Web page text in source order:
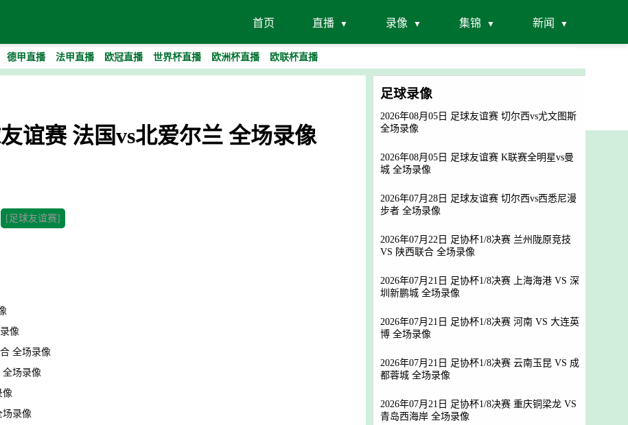
首页 直播 录像 集锦 新闻
德甲直播 法甲直播 欧冠直播 世界杯直播 欧洲杯直播 欧联杯直播
谊赛 法国vs北爱尔兰 全场录像
[足球友谊赛]
像
全场录像
全场录像
像
场录像
足球录像
2026年08月05日 足球友谊赛 切尔西vs尤文图斯
全场录像
2026年08月05日 足球友谊赛 K联赛全明星vs曼
城 全场录像
2026年07月28日 足球友谊赛 切尔西vs西悉尼漫
步者 全场录像
2026年07月22日 足协杯1/8决赛 兰州陇原竞技
VS 陕西联合 全场录像
2026年07月21日 足协杯1/8决赛 上海海港 VS 深
圳新鹏城 全场录像
2026年07月21日 足协杯1/8决赛 河南 VS 大连英
博 全场录像
2026年07月21日 足协杯1/8决赛 云南玉昆 VS 成
都蓉城 全场录像
2026年07月21日 足协杯1/8决赛 重庆铜梁龙 VS
青岛西海岸 全场录像